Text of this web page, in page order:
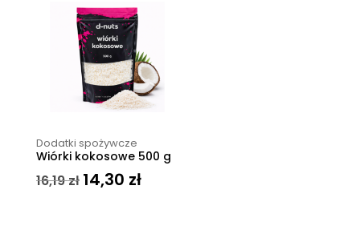
Dodatki spożywcze
Wiórki kokosowe 500 g
16,19zł Pierwotna
14,30 złAktualna